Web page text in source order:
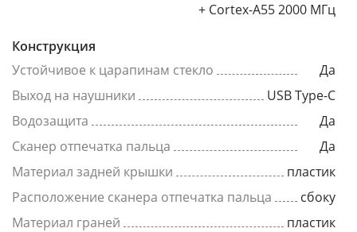
+ Cortex-A55 2000 МГц
Конструкция
Устойчивое к царапинам стекло
Да
Выход на наушники
USB Type-C
Водозащита
Да
Сканер отпечатка пальца
Да
Материал задней крышки
пластик
Расположение сканера отпечатка пальца
сбоку
Материал граней
пластик